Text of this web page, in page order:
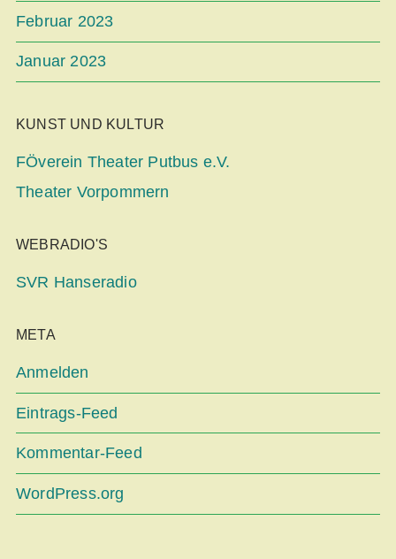
Februar 2023
Januar 2023
KUNST UND KULTUR
FÖverein Theater Putbus e.V.
Theater Vorpommern
WEBRADIO'S
SVR Hanseradio
META
Anmelden
Eintrags-Feed
Kommentar-Feed
WordPress.org